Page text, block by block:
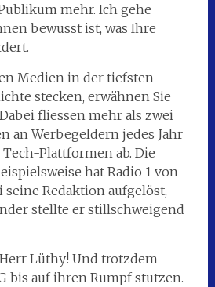
mehr. Ich gehe
bewusst ist, was Ihre
Medien in der tiefsten
stecken, erwähnen Sie
fliessen mehr als zwei
an Werbegeldern jedes Jahr
Plattformen ab. Die
hat Radio 1 von
seine Redaktion aufgelöst,
stellte er stillschweigend
Herr Lüthy! Und trotzdem
bis auf ihren Rumpf stutzen.